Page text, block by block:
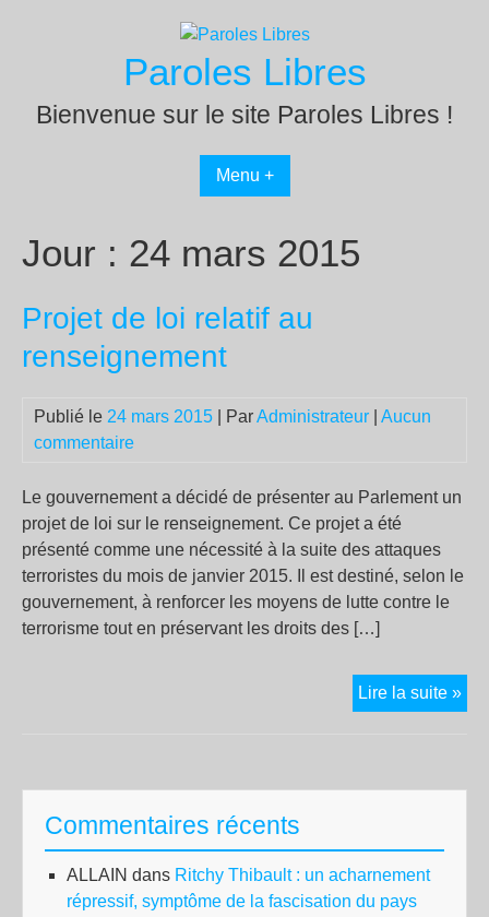
Paroles Libres
Bienvenue sur le site Paroles Libres !
Menu +
Jour : 24 mars 2015
Projet de loi relatif au
renseignement
Publié le 24 mars 2015 | ParAdministrateur
Aucun
commentaire
Le gouvernement a décidé de présenter au Parlement un
projet de loi sur le renseignement. Ce projet a été
présenté comme une nécessité à la suite des attaques
terroristes du mois de janvier 2015. Il est destiné, selon le
gouvernement, à renforcer les moyens de lutte contre le
terrorisme tout en préservant les droits des […]
Lire la suite »
de
au
Commentaires récents
ALLAIN dans Ritchy Thibault : un acharnement
répressif, symptôme de la fascisation du pays